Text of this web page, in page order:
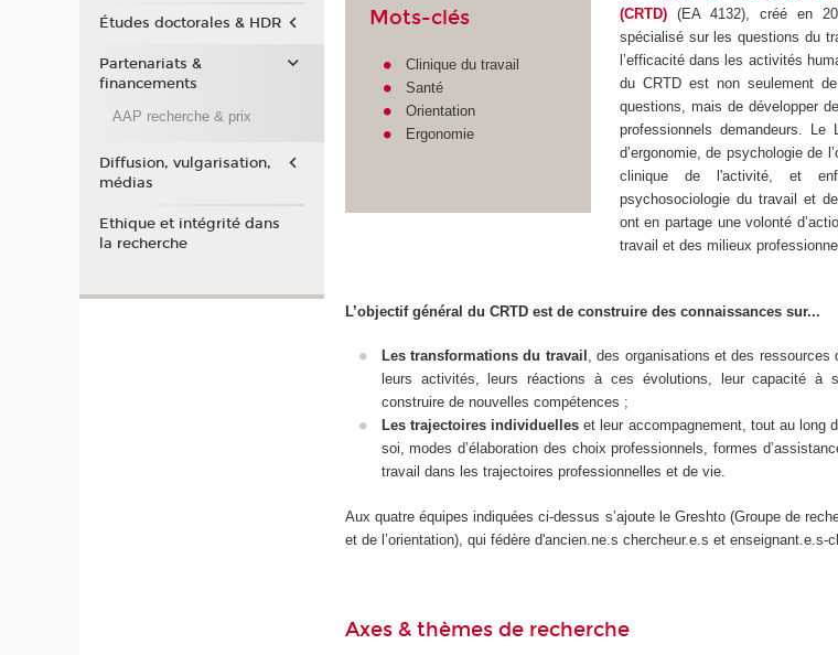
Mots-clés
Clinique du travail
Santé
Orientation
Ergonomie
(CRTD)(EA 4132), créé en
spécialisé sur les questions du
l’efficacité dans les activités
du CRTD est non seulement
questions, mais de développer
professionnels demandeurs. Le
d’ergonomie, de psychologie de
clinique de l'activité, et
psychosociologie du travail et
ont en partage une volonté
travail et des milieux
L’objectif général du CRTD est de construire des connaissances sur...
Les transformations du travail , des organisations et des ressources
leurs activités, leurs réactions à ces évolutions, leur capacité à
construire de nouvelles compétences ;
Les trajectoires individuelleset leur accompagnement, tout au long
soi, modes d’élaboration des choix professionnels, formes
travail dans les trajectoires professionnelles et de vie.
Aux quatre équipes indiquées ci-dessus s’ajoute le Greshto (Groupe de
et de l’orientation), qui fédère d'ancien.ne.s chercheur.e.s et enseignant.e.s-
Axes & thèmes de recherche
Études doctorales & HDR
Partenariats &
financements
AAP recherche & prix
Diffusion, vulgarisation,
médias
Ethique et intégrité dans
la recherche